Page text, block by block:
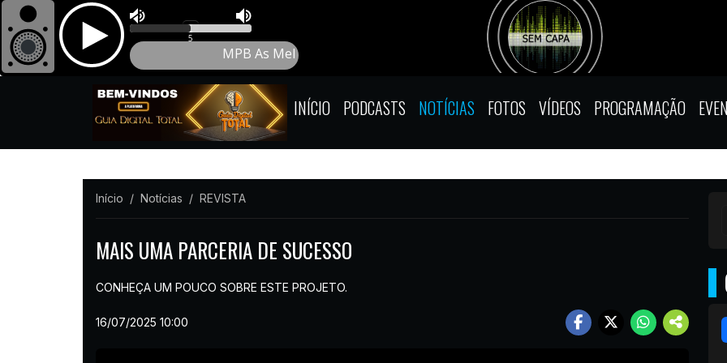
INÍCIO PODCASTS NOTÍCIAS FOTOS VÍDEOS PROGRAMAÇÃO
Início Notícias REVISTA
MAIS UMA PARCERIA DE SUCESSO
CONHEÇA UM POUCO SOBRE ESTE PROJETO.
16/07/2025 10:00